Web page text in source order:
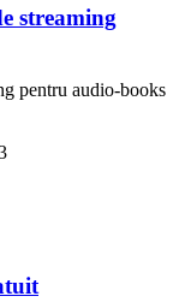
streaming
pentru audio-books